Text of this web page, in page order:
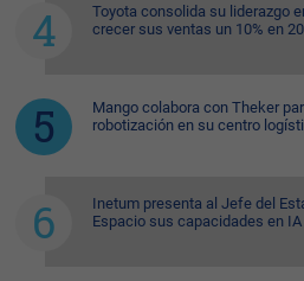
Toyota consolida su liderazgo
crecer sus ventas un 10% en
Mango colabora con Theker
robotización en su centro
Inetum presenta al Jefe del
Espacio sus capacidades en IA